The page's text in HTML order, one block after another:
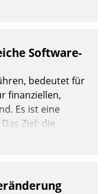
Software-
bedeutet für
finanziellen,
Es ist eine
Ziel: die
Damit
Grundregeln